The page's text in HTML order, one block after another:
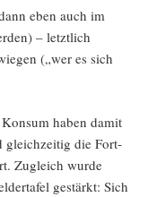
eben auch im
– letzt­lich
(„wer es sich
haben damit
gleich­zei­tig die Fort­
Zugleich wur­de
gestärkt: Sich